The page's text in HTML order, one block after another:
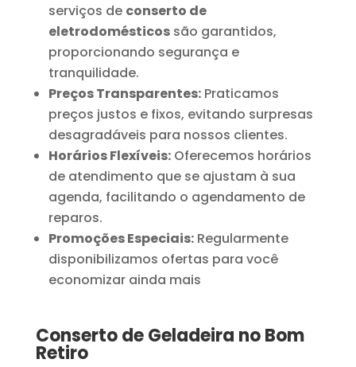
serviços de conserto de
eletrodomésticossão garantidos,
proporcionando segurança e
tranquilidade.
Preços Transparentes:Praticamos
preços justos e fixos, evitando surpresas
desagradáveis para nossos clientes.
Horários Flexíveis:Oferecemos horários
de atendimento que se ajustam à sua
agenda, facilitando o agendamento de
reparos.
Promoções Especiais:Regularmente
disponibilizamos ofertas para você
economizar ainda mais
Conserto de Geladeira no Bom
Retiro